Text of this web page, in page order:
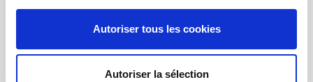
Autoriser tous les cookies
Autoriser la sélection
Mes commandes